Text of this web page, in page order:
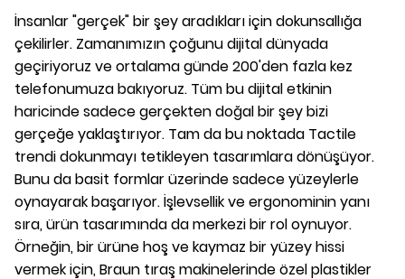
İnsanlar "gerçek" bir şey aradıkları için dokunsallığa
çekilirler. Zamanımızın çoğunu dijital dünyada
geçiriyoruz ve ortalama günde 200'den fazla kez
telefonumuza bakıyoruz. Tüm bu dijital etkinin
haricinde sadece gerçekten doğal bir şey bizi
gerçeğe yaklaştırıyor. Tam da bu noktada Tactile
trendi dokunmayı tetikleyen tasarımlara dönüşüyor.
Bunu da basit formlar üzerinde sadece yüzeylerle
oynayarak başarıyor. İşlevsellik ve ergonominin yanı
sıra, ürün tasarımında da merkezi bir rol oynuyor.
Örneğin, bir ürüne hoş ve kaymaz bir yüzey hissi
vermek için, Braun tıraş makinelerinde özel plastikler